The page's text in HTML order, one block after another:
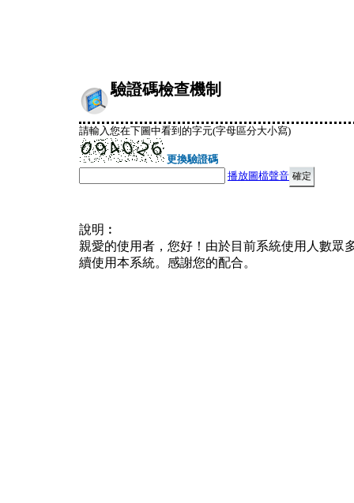
驗證碼檢查機制
請輸入您在下圖中看到的字元(字母區分大小寫)
更換驗證碼
播放圖檔聲音
說明︰
親愛的使用者，您好！由於目前系統使用人數眾
續使用本系統。感謝您的配合。